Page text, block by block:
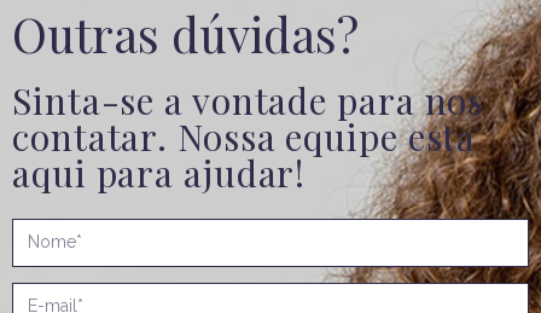
Outras dúvidas?
Sinta-se a vontade para nos
contatar. Nossa equipe esta
aqui para ajudar!